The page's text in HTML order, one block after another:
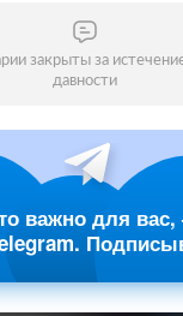
закрыты за
давности
важно для